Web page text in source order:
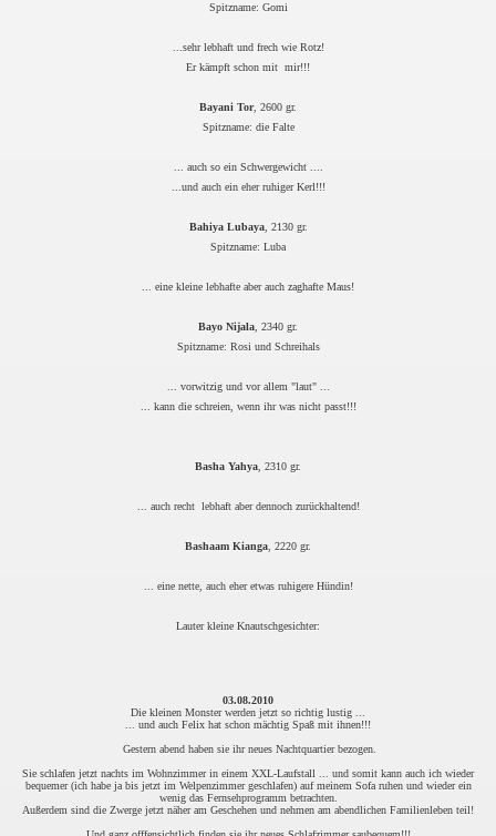
Spitzname: Gomi
...sehr lebhaft und frech wie Rotz!
Er kämpft schon mit mir!!!
Bayani Tor, 2600 gr.
Spitzname: die Falte
... auch so ein Schwergewicht ....
...und auch ein eher ruhiger Kerl!!!
Bahiya Lubaya, 2130 gr.
Spitzname: Luba
... eine kleine lebhafte aber auch zaghafte Maus!
Bayo Nijala , 2340 gr.
Spitzname: Rosi und Schreihals
... vorwitzig und vor allem "laut" ...
... kann die schreien, wenn ihr was nicht passt!!!
Basha Yahya , 2310 gr.
... auch recht lebhaft aber dennoch zurückhaltend!
Bashaam Kianga , 2220 gr.
... eine nette, auch eher etwas ruhigere Hündin!
Lauter kleine Knautschgesichter:
03.08.2010
Die kleinen Monster werden jetzt so richtig lustig ...
... und auch Felix hat schon mächtig Spaß mit ihnen!!!
Gestern abend haben sie ihr neues Nachtquartier bezogen.
Sie schlafen jetzt nachts im Wohnzimmer in einem XXL-Laufstall ... und somit kann auch ich wieder
bequemer (ich habe ja bis jetzt im Welpenzimmer geschlafen) auf meinem Sofa ruhen und wieder ein
wenig das Fernsehprogramm betrachten.
Außerdem sind die Zwerge jetzt näher am Geschehen und nehmen am abendlichen Familienleben teil!